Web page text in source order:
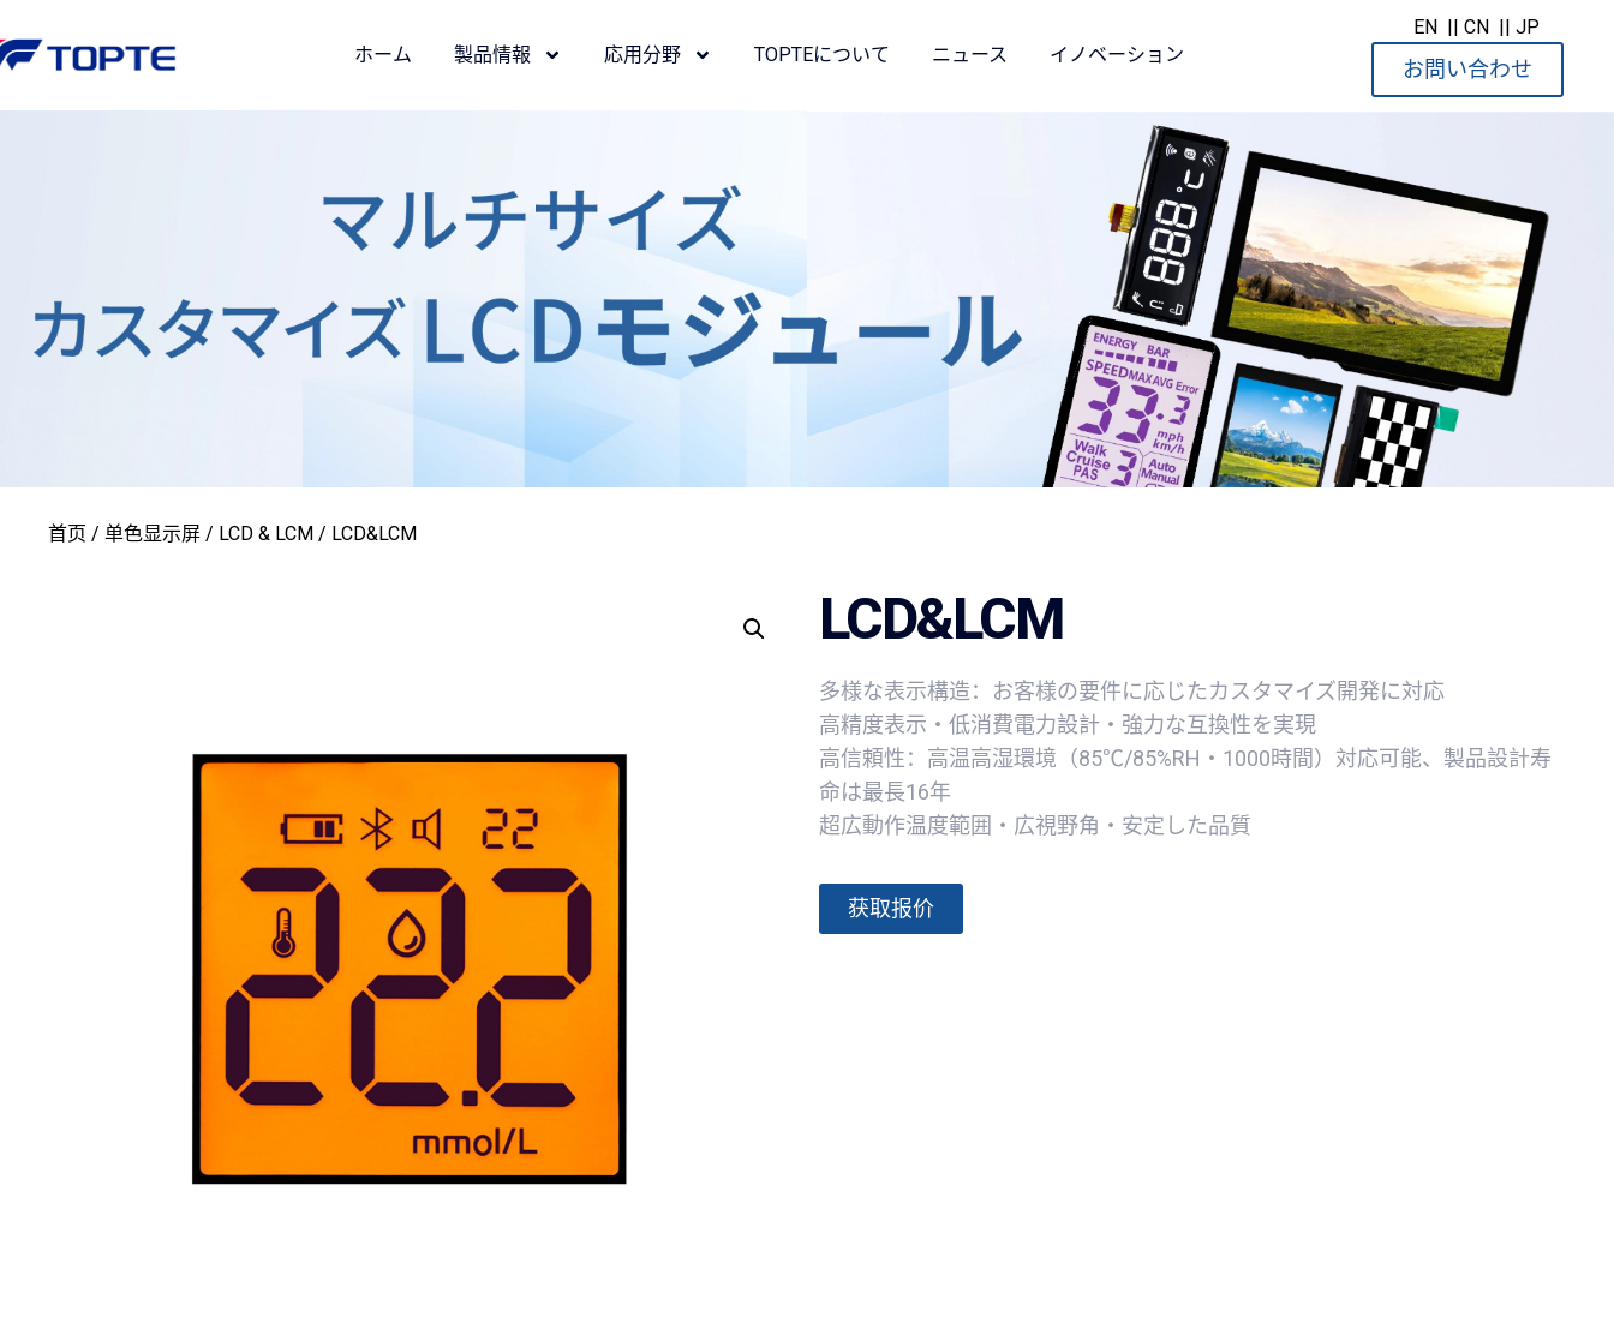
ホーム 製品情報 応用分野 TOPTEについて ニュース イノベーション
EN || CN || JP
お問い合わせ
首页 / 单色显示屏 / LCD & LCM / LCD&LCM
LCD&LCM
多様な表示構造：お客様の要件に応じたカスタマイズ開発に対応
高精度表示・低消費電力設計・強力な互換性を実現
高信頼性：高温高湿環境（85℃/85%RH・1000時間）対応可能、製品設計寿
命は最長16年
超広動作温度範囲・広視野角・安定した品質
获取报价